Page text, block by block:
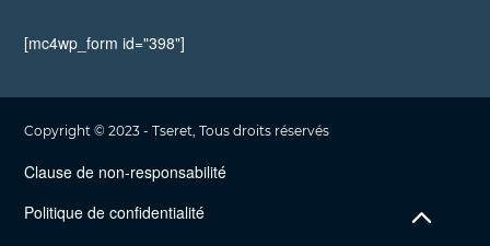
[mc4wp_form id="398"]
Copyright © 2023 - Tseret, Tous droits réservés
Clause de non-responsabilité
Politique de confidentialité